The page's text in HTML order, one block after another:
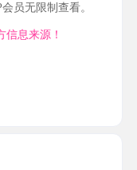
员无限制查看。
息来源！